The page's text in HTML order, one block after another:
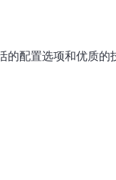
配置选项和优质